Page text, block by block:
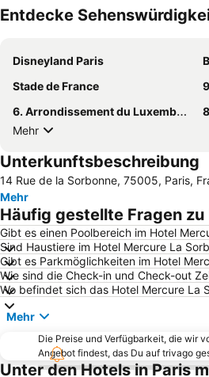
Entdecke
Disneyland Paris
Stade de France
6. Arrondissement du Luxembourg
Mehr
Unterkunftsbeschreibung
14 Rue de la Sorbonne, 75005, Paris,
Mehr
Häufig gestellte Fragen
Gibt es einen Poolbereich im Hotel
Sind Haustiere im Hotel Mercure La
Gibt es Parkmöglichkeiten im Hotel
Wie sind die Check-in und Check-out
Wo befindet sich das Hotel Mercure La
Mehr
Die Preise und Verfügbarkeit, die wir
Angebot findest, das Du auf trivago
Unter den Hotels in Paris